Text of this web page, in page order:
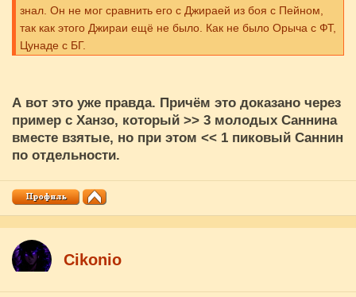
знал. Он не мог сравнить его с Джираей из боя с Пейном,
так как этого Джираи ещё не было. Как не было Орыча с ФТ,
Цунаде с БГ.
А вот это уже правда. Причём это доказано через
пример с Ханзо, который >> 3 молодых Саннина
вместе взятые, но при этом << 1 пиковый Саннин
по отдельности.
Cikоnio